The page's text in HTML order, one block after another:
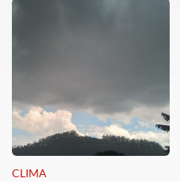
CLIMA